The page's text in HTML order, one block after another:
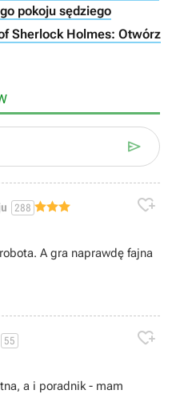
pokoju sędziego
Sherlock Holmes: Otwórz

288 
A gra naprawdę fajna
55 
a i poradnik - mam